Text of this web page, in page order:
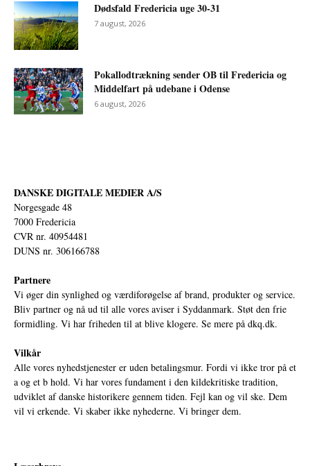
Dødsfald Fredericia uge 30-31
7 august, 2026
Pokallodtrækning sender OB til Fredericia og
Middelfart på udebane i Odense
6 august, 2026
DANSKE DIGITALE MEDIER A/S
Norgesgade 48
7000 Fredericia
CVR nr. 40954481
DUNS nr. 306166788
Partnere
Vi øger din synlighed og værdiforøgelse af brand, produkter og service.
Bliv partner og nå ud til alle vores aviser i Syddanmark. Støt den frie
formidling. Vi har friheden til at blive klogere. Se mere på dkq.dk.
Vilkår
Alle vores nyhedstjenester er uden betalingsmur. Fordi vi ikke tror på et
a og et b hold. Vi har vores fundament i den kildekritiske tradition,
udviklet af danske historikere gennem tiden. Fejl kan og vil ske. Dem
vil vi erkende. Vi skaber ikke nyhederne. Vi bringer dem.